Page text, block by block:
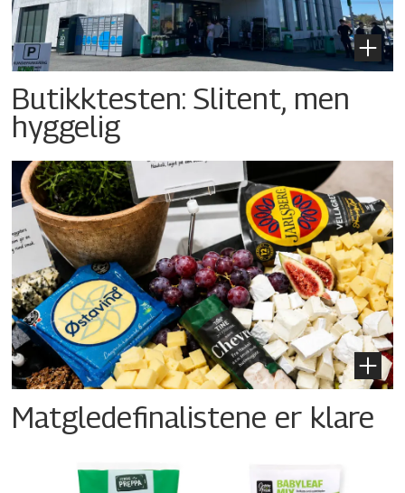
Butikktesten: Slitent, men
hyggelig
Matgledefinalistene er klare